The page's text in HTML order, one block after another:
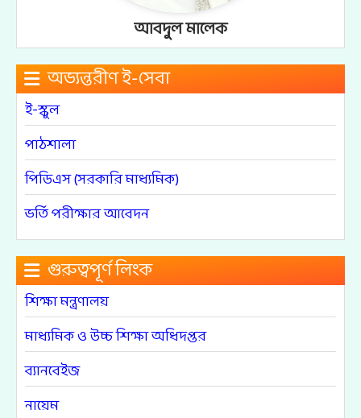
আবদুল মালেক
অভ্যন্তরীণ ই-সেবা
ই-স্কুল
পাঠশালা
পিডিএস (সরকারি মাধ্যমিক)
ভর্তি পরীক্ষার আবেদন
গুরুত্বপূর্ণ লিংক
শিক্ষা মন্ত্রণালয়
মাধ্যমিক ও উচ্চ শিক্ষা অধিদপ্তর
ব্যানবেইজ
নায়েম